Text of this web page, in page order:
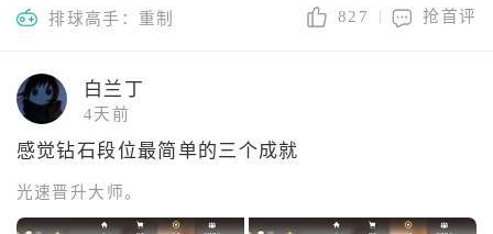
排球高手：重制 827 抢首评
白兰丁
4天前
感觉钻石段位最简单的三个成就
光速晋升大师。